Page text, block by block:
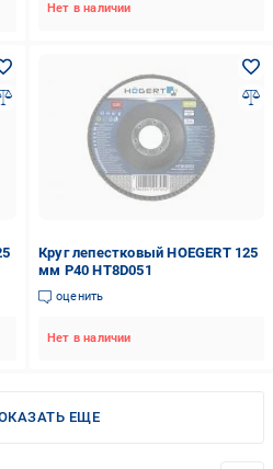
Нет в наличии
Круг лепестковый HOEGERT 125
мм P40 HT8D051
оценить
Нет в наличии
ЕЩЕ